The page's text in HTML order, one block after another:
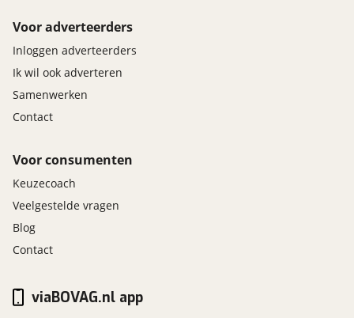
Voor adverteerders
Inloggen adverteerders
Ik wil ook adverteren
Samenwerken
Contact
Voor consumenten
Keuzecoach
Veelgestelde vragen
Blog
Contact
viaBOVAG.nl app